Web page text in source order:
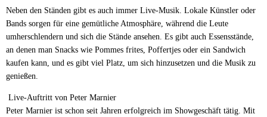
Neben den Ständen gibt es auch immer Live-Musik. Lokale Künstler oder
Bands sorgen für eine gemütliche Atmosphäre, während die Leute
umherschlendern und sich die Stände ansehen. Es gibt auch Essensstände,
an denen man Snacks wie Pommes frites, Poffertjes oder ein Sandwich
kaufen kann, und es gibt viel Platz, um sich hinzusetzen und die Musik zu
genießen.
Live-Auftritt von Peter Marnier
Peter Marnier ist schon seit Jahren erfolgreich im Showgeschäft tätig. Mit